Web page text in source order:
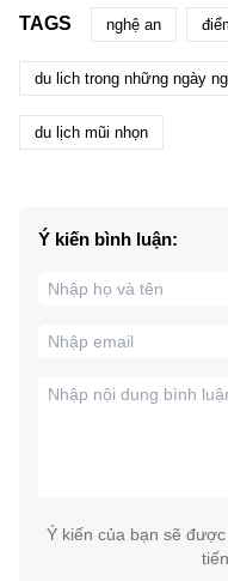
TAGS nghệ an
du lich trong những ngày
du lịch mũi nhọn
Ý kiến bình luận:
Ý kiến của bạn sẽ